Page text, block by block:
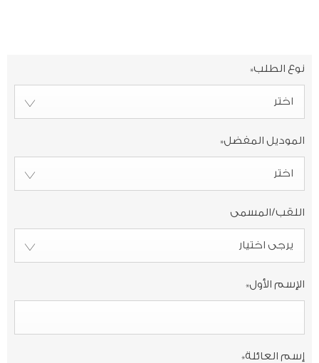
نوع الطلب*
اختر
الموديل المفضل*
اختر
اللقب/المسمى
يرجى اختيار
الإسم الأول*
إسم العائلة*